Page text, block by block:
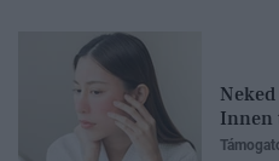
Innen